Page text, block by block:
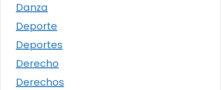
Danza
Deporte
Deportes
Derecho
Derechos